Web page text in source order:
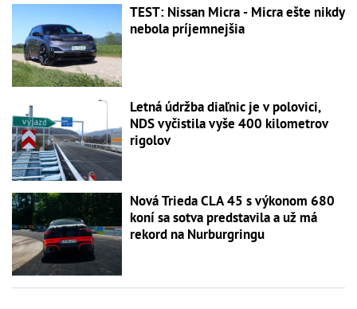
TEST: Nissan Micra - Micra ešte nikdy
nebola príjemnejšia
Letná údržba diaľnic je v polovici,
NDS vyčistila vyše 400 kilometrov
rigolov
Nová Trieda CLA 45 s výkonom 680
koní sa sotva predstavila a už má
rekord na Nurburgringu